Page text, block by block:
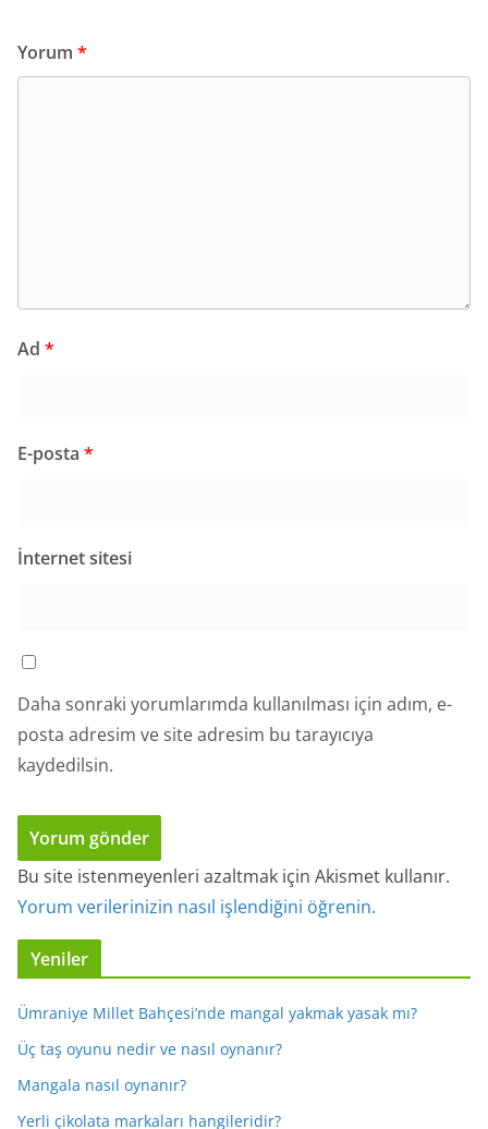
Yorum *
Ad *
E-posta *
İnternet sitesi
Daha sonraki yorumlarımda kullanılması için adım, e-
posta adresim ve site adresim bu tarayıcıya
kaydedilsin.
Bu site istenmeyenleri azaltmak için Akismet kullanır.
Yorum verilerinizin nasıl işlendiğini öğrenin.
Yeniler
Ümraniye Millet Bahçesi’nde mangal yakmak yasak mı?
Üç taş oyunu nedir ve nasıl oynanır?
Mangala nasıl oynanır?
Yerli çikolata markaları hangileridir?